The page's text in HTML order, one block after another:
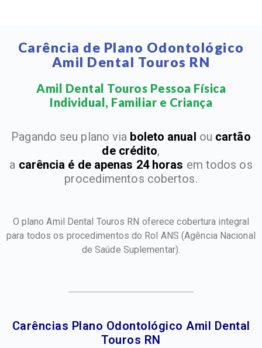
Carência de Plano Odontológico
Amil Dental Touros RN
Amil Dental Touros Pessoa Física
Individual, Familiar e Criança​
Pagando seu plano via boleto anual ou cartão
de crédito,
a carência é de apenas 24 horas em todos os
procedimentos cobertos.
O plano Amil Dental Touros RN oferece cobertura integral
para todos os procedimentos do Rol ANS(Agência Nacional
de Saúde Suplementar).
Carências Plano Odontológico Amil Dental
Touros RN​